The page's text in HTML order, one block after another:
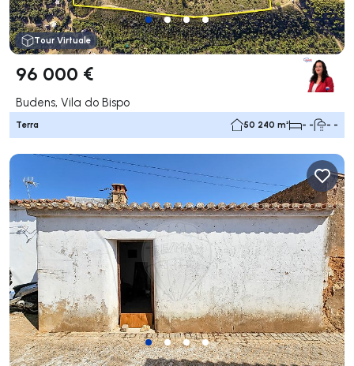
Tour Virtuale
96 000 €
Budens, Vila do Bispo
Terra 50 240 m² - - - -